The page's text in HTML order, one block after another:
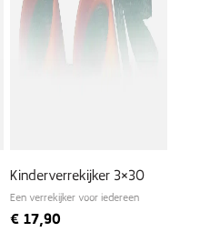
Kinderverrekijker 3×30
Een verrekijker voor iedereen
€17,90